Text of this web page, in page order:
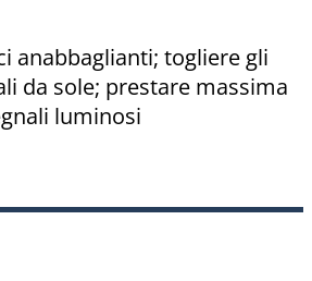
anabbaglianti; togliere gli
da sole; prestare massima
luminosi